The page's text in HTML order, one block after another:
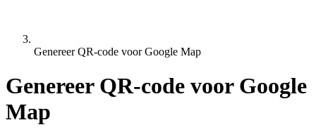
Genereer QR-code voor Google Map
Genereer QR-code voor Google
Map